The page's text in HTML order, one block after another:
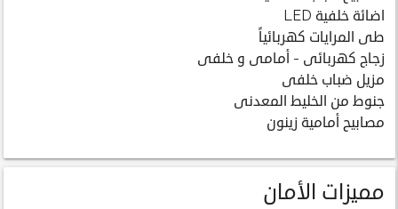
اضائة خلفية LED
طى المرايات كهربائياً
زجاج كهربائى - أمامى و خلفى
مزيل ضباب خلفى
جنوط من الخليط المعدنى
مصابيح أمامية زينون
مميزات الأمان